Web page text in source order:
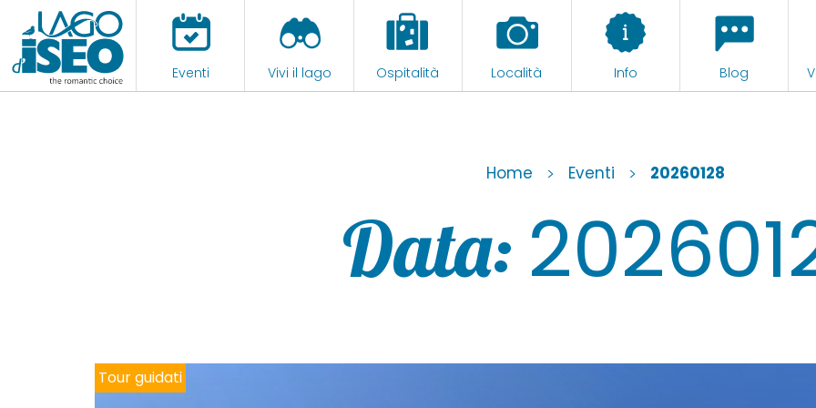
Eventi Vivi il lago Ospitalità Località Info Blog
Home > Eventi > 20260128
Data:
Tour guidati